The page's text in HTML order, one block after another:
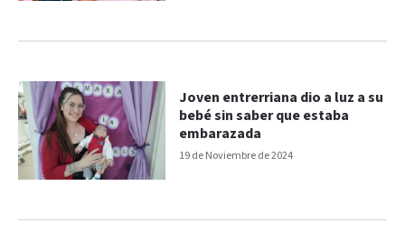
19 de Noviembre de 2024
Joven entrerriana dio a luz a su
bebé sin saber que estaba
embarazada